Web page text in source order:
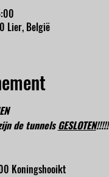
Lier, België
de tunnels GESLOTEN!!!!!
Koningshooikt